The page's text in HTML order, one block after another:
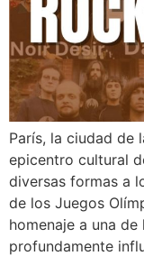
París, la ciudad de
epicentro cultural
diversas formas a
de los Juegos
homenaje a una
profundamente